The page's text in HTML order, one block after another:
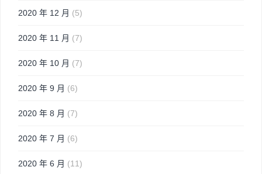
2020 年 12 月 (5)
2020 年 11 月 (7)
2020 年 10 月 (7)
2020 年 9 月 (6)
2020 年 8 月 (7)
2020 年 7 月 (6)
2020 年 6 月 (11)